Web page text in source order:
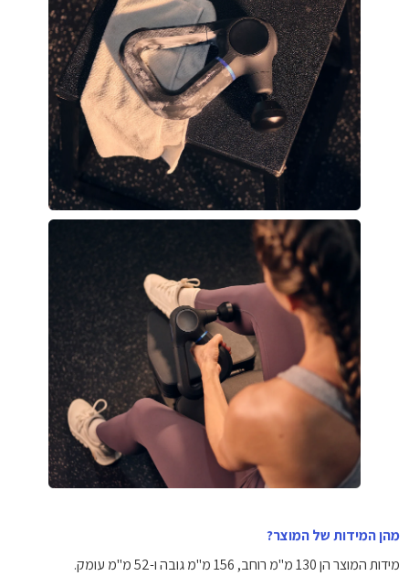
מהן המידות של המוצר?
מידות המוצר הן ‎130‎ מ"מ רוחב, ‎156‎ מ"מ גובה ו-‎52‎ מ"מ עומק.